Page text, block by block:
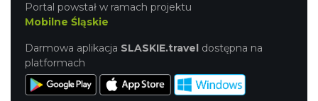
Portal powstał w ramach projektu
Mobilne Śląskie
Darmowa aplikacja SLASKIE.travel dostępna na
platformach